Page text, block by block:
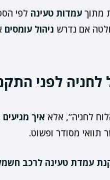
מתוך עמדות טעינה לפי
אם נדרש ניהול עומסים
לחניה לפני
לחניה”, אלא איך
מסודר ופשוט.
עמדת טעינה לרכב